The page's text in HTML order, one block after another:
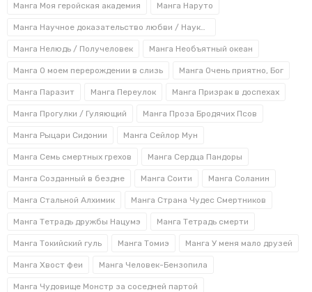
(Боевой Ангел Алита) в интернет-
магазине Oh My Geek
направлений на русском языке от проверенных
издательств. Заказывать у нас выгодно, поскольку
низкие цены;
высокое качество и подлинность продукции;
Боевой Ангел Алита и другие товары данной
категории;
оперативная доставка по всей территории
Для заказа имеющейся в наличии манги необходимо
Манга Моя геройская академия Манга Наруто
Манга Научное доказательство любви / Наука влюблена и мы докажем это
Манга Нелюдь / Получеловек Манга Необъятный океан
Манга О моем перерождении в слизь Манга Очень приятно, Бог
Манга Паразит Манга Переулок Манга Призрак в доспехах
Манга Прогулки / Гуляющий Манга Проза Бродячих Псов
Манга Рыцари Сидонии Манга Сейлор Мун
Манга Семь смертных грехов Манга Сердца Пандоры
Манга Созданный в бездне Манга Соити Манга Соланин
Манга Стальной Алхимик Манга Страна Чудес Смертников
Манга Тетрадь дружбы Нацумэ Манга Тетрадь смерти
Манга Токийский гуль Манга Томиэ Манга У меня мало друзей
Манга Хвост феи Манга Человек-Бензопила
Манга Чудовище Монстр за соседней партой